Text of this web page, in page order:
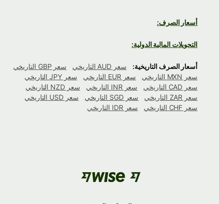
أسعار الصرف:
التحويلات المالية الدولية:
أسعار الصرف التاريخية: سعر AUD التاريخي
سعر GBP التاريخي
سعر MXN التاريخي
سعر EUR التاريخي
سعر JPY التاريخي
سعر CAD التاريخي
سعر INR التاريخي
سعر NZD التاريخي
سعر ZAR التاريخي
سعر SGD التاريخي
سعر USD التاريخي
سعر CHF التاريخي
سعر IDR التاريخي